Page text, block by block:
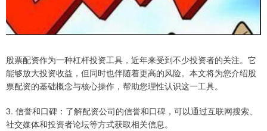
股票配资作为一种杠杆投资工具，近年来受到不少投资者的关注。它
能够放大投资收益，但同时也伴随着更高的风险。本文将为您介绍股
票配资的基础概念与核心操作，帮助您理性认识这一工具。
3. 信誉和口碑：了解配资公司的信誉和口碑，可以通过互联网搜索、
社交媒体和投资者论坛等方式获取相关信息。